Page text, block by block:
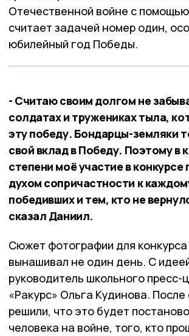
Отечественной войне с
считает задачей номер один,
юбилейный год Победы.
- Считаю своим долгом не
солдатах и тружениках тыла,
эту победу. Бондарцы-земляки
свой вклад в Победу. Поэтому в
степени моё участие в
духом сопричастности к
победивших и тем, кто не
сказал Даниил.
Сюжет фотографии для конкурса
вынашивал не один день. С
руководитель школьного пресс-
«Ракурс» Ольга Кудинова.
решили, что это будет
человека на войне, того, кто